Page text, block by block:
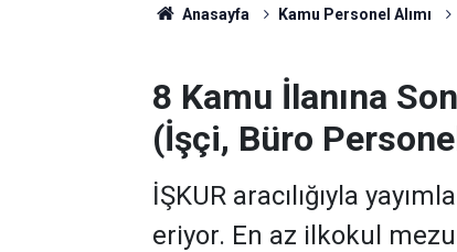
Anasayfa Kamu Personel Alımı
8 Kamu İlanına
(İşçi, Büro
İŞKUR aracılığıyla
eriyor. En az ilkokul